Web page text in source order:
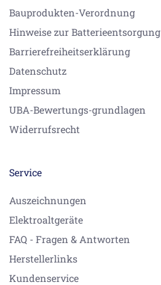
Bauprodukten-Verordnung
Hinweise zur Batterieentsorgung
Barrierefreiheitserklärung
Datenschutz
Impressum
UBA-Bewertungs-grundlagen
Widerrufsrecht
Service
Auszeichnungen
Elektroaltgeräte
FAQ - Fragen & Antworten
Herstellerlinks
Kundenservice